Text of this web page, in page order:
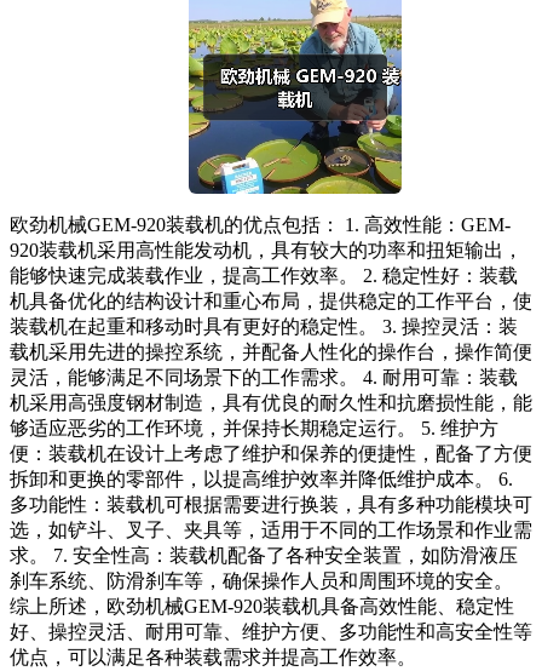
欧劲机械GEM-920装载机的优点包括： 1. 高效性能：GEM-
920装载机采用高性能发动机，具有较大的功率和扭矩输出，
能够快速完成装载作业，提高工作效率。 2. 稳定性好：装载
机具备优化的结构设计和重心布局，提供稳定的工作平台，使
装载机在起重和移动时具有更好的稳定性。 3. 操控灵活：装
载机采用先进的操控系统，并配备人性化的操作台，操作简便
灵活，能够满足不同场景下的工作需求。 4. 耐用可靠：装载
机采用高强度钢材制造，具有优良的耐久性和抗磨损性能，能
够适应恶劣的工作环境，并保持长期稳定运行。 5. 维护方
便：装载机在设计上考虑了维护和保养的便捷性，配备了方便
拆卸和更换的零部件，以提高维护效率并降低维护成本。 6.
多功能性：装载机可根据需要进行换装，具有多种功能模块可
选，如铲斗、叉子、夹具等，适用于不同的工作场景和作业需
求。 7. 安全性高：装载机配备了各种安全装置，如防滑液压
刹车系统、防滑刹车等，确保操作人员和周围环境的安全。
综上所述，欧劲机械GEM-920装载机具备高效性能、稳定性
好、操控灵活、耐用可靠、维护方便、多功能性和高安全性等
优点，可以满足各种装载需求并提高工作效率。